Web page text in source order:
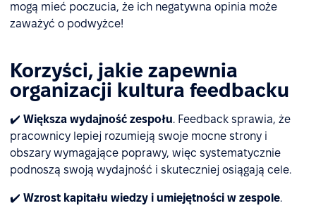
mogą mieć poczucia, że ich negatywna opinia może
zaważyć o podwyżce!
Korzyści, jakie zapewnia
organizacji kultura feedbacku
✔️ Większa wydajność zespołu. Feedback sprawia, że
pracownicy lepiej rozumieją swoje mocne strony i
obszary wymagające poprawy, więc systematycznie
podnoszą swoją wydajność i skuteczniej osiągają cele.
✔️ Wzrost kapitału wiedzy i umiejętności w zespole.